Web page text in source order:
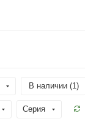
В наличии (1)
Серия